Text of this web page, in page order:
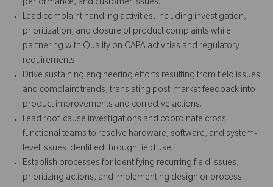
performance, and customer issues.
Lead complaint handling activities, including investigation,
prioritization, and closure of product complaints while
partnering with Quality on CAPA activities and regulatory
requirements.
Drive sustaining engineering efforts resulting from field issues
and complaint trends, translating post-market feedback into
product improvements and corrective actions.
Lead root-cause investigations and coordinate cross-
functional teams to resolve hardware, software, and system-
level issues identified through field use.
Establish processes for identifying recurring field issues,
prioritizing actions, and implementing design or process